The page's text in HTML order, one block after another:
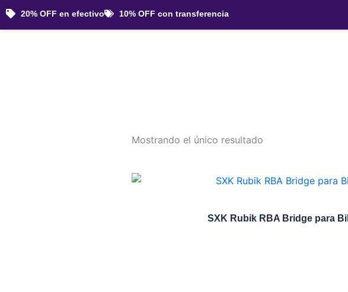
20% OFF en efectivo 10% OFF con transferencia
Mostrando el único resultado
SXK Rubik RBA Bridge para